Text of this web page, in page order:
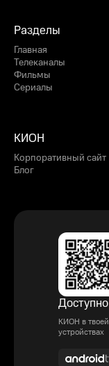
Разделы
Главная
Телеканалы
Фильмы
Сериалы
КИОН
Корпоративный сайт
Блог
КИОН в
устройствах